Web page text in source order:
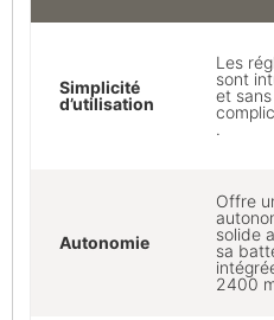
Simplicité
d’utilisation
Les
sont
et sans
.
Autonomie
Offre
solide
sa
2400